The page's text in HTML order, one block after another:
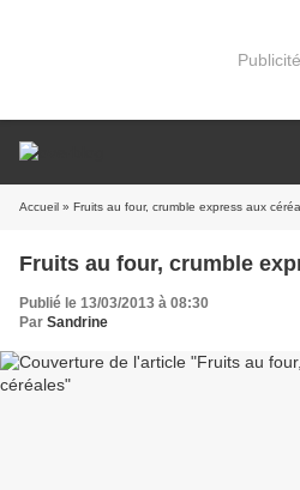
Publicité
Accueil » Fruits au four, crumble express aux
Fruits au four, crumble
Publié le 13/03/2013 à 08:30
Par Sandrine